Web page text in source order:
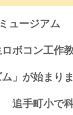
ュージアム
ボコン工作
」が始まり
追手町小で